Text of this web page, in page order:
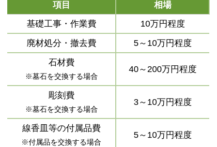
項目
相場
基礎工事・作業費
10万円程度
廃材処分・撤去費
5～10万円程度
石材費
※墓石を交換する場合
40～200万円程度
彫刻費
※墓石を交換する場合
3～10万円程度
線香皿等の付属品費
※付属品を交換する場合
5～10万円程度